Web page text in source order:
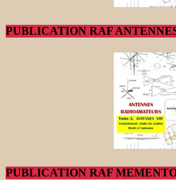
PUBLICATION RAF
PUBLICATION RAF